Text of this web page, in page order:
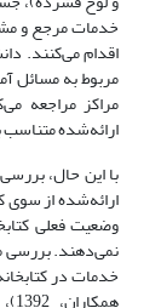
خدمات مرجع و
اقدام می‌کنند.
مربوط به مسائل
مراکز مراجعه
ارائه‌شده متناسب با
با این حال،
ارائه‌شده از سوی
وضعیت فعلی
نمی‌دهند. بررسی
خدمات در